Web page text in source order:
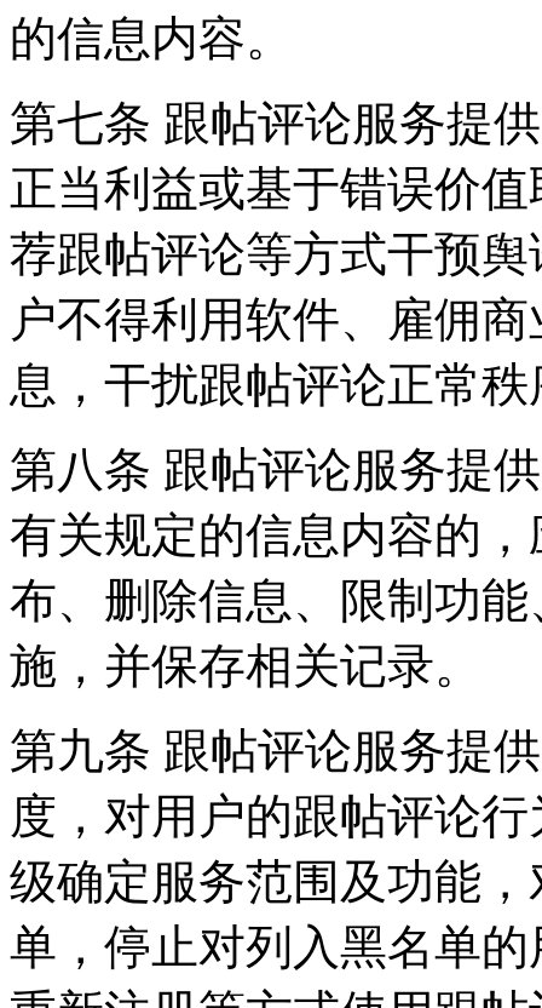
的信息内容。
第七条 跟帖评论服务提
正当利益或基于错误价
荐跟帖评论等方式干预
户不得利用软件、雇佣
息，干扰跟帖评论正常
第八条 跟帖评论服务提
有关规定的信息内容的
布、删除信息、限制功
施，并保存相关记录。
第九条 跟帖评论服务提
度，对用户的跟帖评论
级确定服务范围及功能
单，停止对列入黑名单